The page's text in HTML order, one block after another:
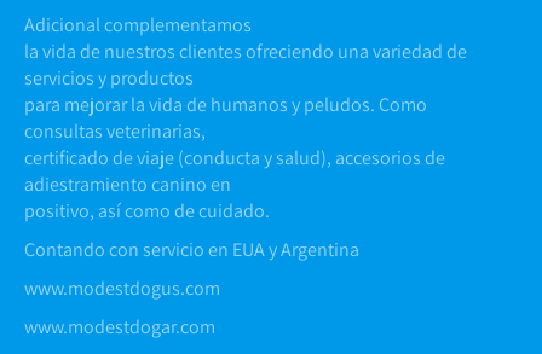
Adicional complementamos
la vida de nuestros clientes ofreciendo una variedad de
servicios y productos
para mejorar la vida de humanos y peludos. Como
consultas veterinarias,
certificado de viaje (conducta y salud), accesorios de
adiestramiento canino en
positivo, así como de cuidado.
Contando con servicio en EUA y Argentina
www.modestdogus.com
www.modestdogar.com